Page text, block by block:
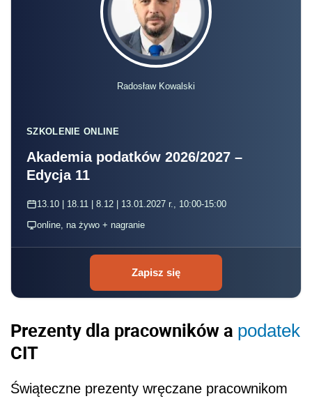
Radosław Kowalski
SZKOLENIE ONLINE
Akademia podatków 2026/2027 –
Edycja 11
13.10 | 18.11 | 8.12 | 13.01.2027 r., 10:00-15:00
online, na żywo + nagranie
Zapisz się
Prezenty dla pracowników a podatek
CIT
Świąteczne prezenty wręczane pracownikom